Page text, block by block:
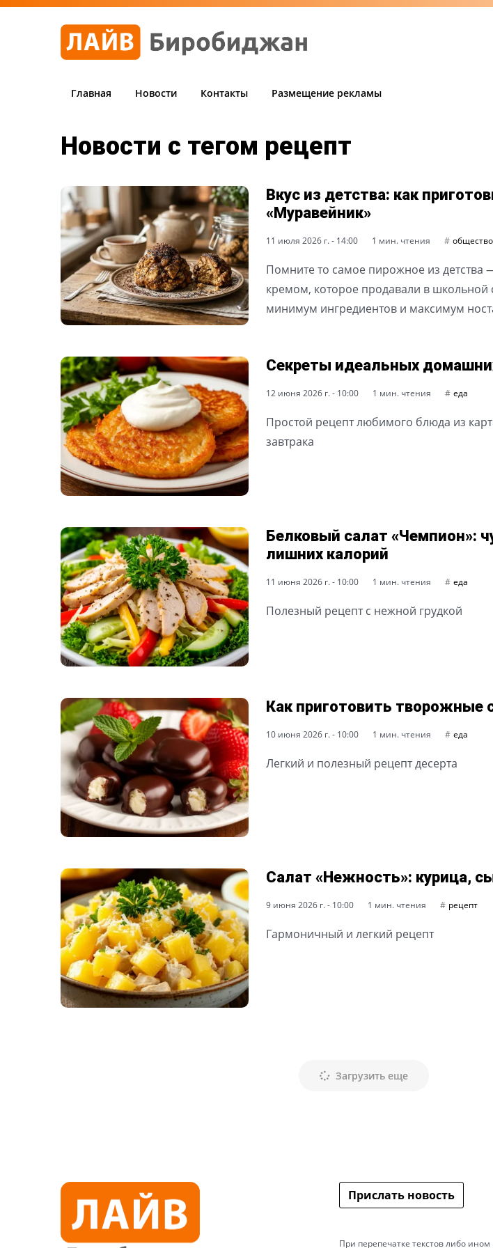
Главная Новости Контакты Размещение рекламы
Новости с тегом рецепт
Вкус из детства: как
«Муравейник»
11 июля 2026 г. - 14:00 1 мин. чтения общество
Помните то самое пирожное из детства
кремом, которое продавали в школьной
минимум ингредиентов и максимум
Секреты идеальных
12 июня 2026 г. - 10:00 1 мин. чтения еда
Простой рецепт любимого блюда из
завтрака
Белковый салат «Чемпион»:
лишних калорий
11 июня 2026 г. - 10:00 1 мин. чтения еда
Полезный рецепт с нежной грудкой
Как приготовить творожные
10 июня 2026 г. - 10:00 1 мин. чтения еда
Легкий и полезный рецепт десерта
Салат «Нежность»: курица,
9 июня 2026 г. - 10:00 1 мин. чтения рецепт
Гармоничный и легкий рецепт
Загрузить еще
Прислать новость
При перепечатке текстов либо